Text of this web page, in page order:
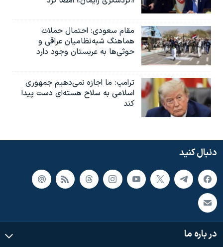
مقام سعودی: احتمال حملات
هماهنگ شبه‌نظامیان عراقی و
حوثی‌ها به عربستان وجود دارد
ترامپ: ما اجازه نمی‌دهیم جمهوری
اسلامی به سلاح هسته‌ای دست پیدا
کند
دنبال کنید
در باره ما